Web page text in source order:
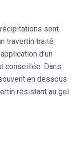
sont
travertin traité
d’un
conseillée. Dans
en dessous
résistant au gel